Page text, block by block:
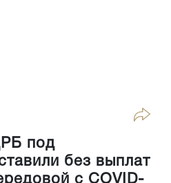
под
без выплат
с COVID-